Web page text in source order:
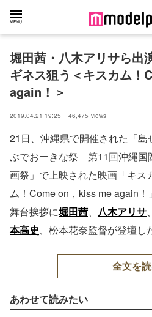
堀田茜・八木アリサら出
ギネス狙う＜キスカム
again！＞
2019.04.21 19:25 46,475 views
21日、沖縄県で開催された「島
ぶでおーきな祭 第11回沖縄国
画祭」で上映された映画「キス
ム！Come on，kiss me again！
舞台挨拶に堀田茜、 八木アリサ、
本高史、松本花奈監督が登壇し
全文を
あわせて読みたい